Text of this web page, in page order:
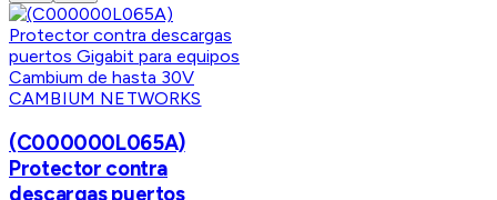
CAMBIUM NETWORKS
(C000000L065A)
Protector contra
descargas puertos